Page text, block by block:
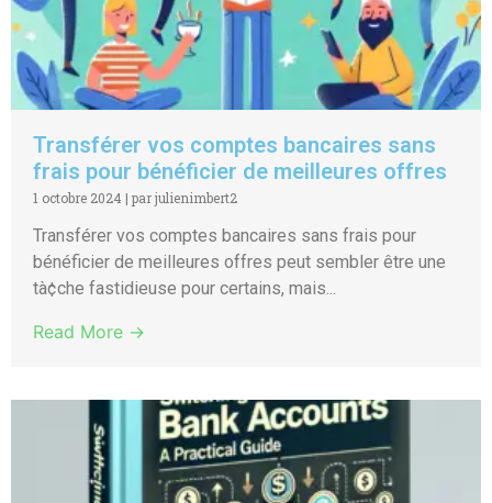
Transférer vos comptes bancaires sans
frais pour bénéficier de meilleures offres
1 octobre 2024 | par julienimbert2
Transférer vos comptes bancaires sans frais pour
bénéficier de meilleures offres peut sembler être une
tà¢che fastidieuse pour certains, mais...
Read More →